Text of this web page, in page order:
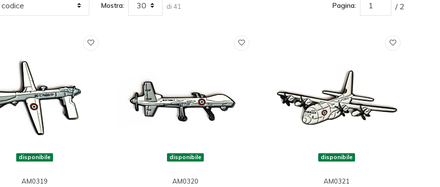
Mostra: di 41 Pagina: / 2
disponibile
AM0319
disponibile
AM0320
disponibile
AM0321